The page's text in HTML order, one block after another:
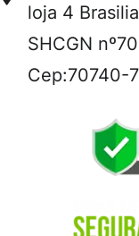
loja 4
SHCGN
Cep:70740-